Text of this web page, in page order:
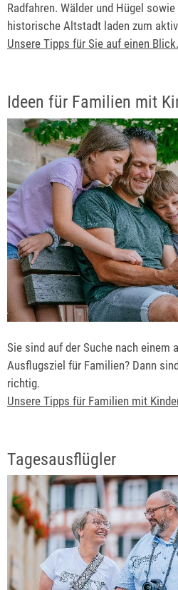
Radfahren. Wälder und Hügel
historische Altstadt laden zum
Unsere Tipps für Sie auf einen
Ideen für Familien mit
Sie sind auf der Suche nach einem
Ausflugsziel für Familien? Dann
richtig.
Unsere Tipps für Familien mit
Tagesausflügler